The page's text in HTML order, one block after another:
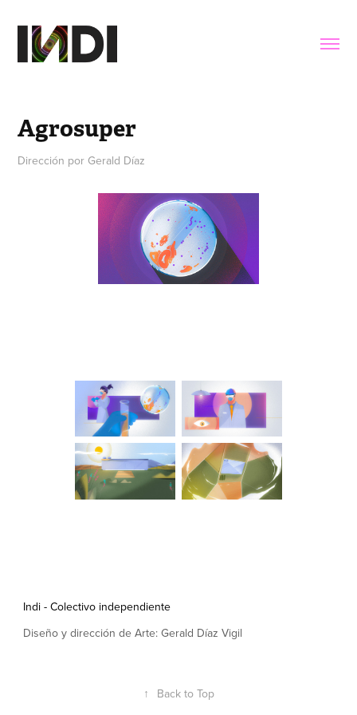
Agrosuper
Dirección por Gerald Díaz
Indi - Colectivo independiente
Diseño y dirección de Arte: Gerald Díaz Vigil
↑ Back to Top